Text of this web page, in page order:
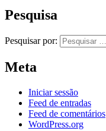
Pesquisa
Pesquisar por:
Meta
Iniciar sessão
Feed de entradas
Feed de comentários
WordPress.org